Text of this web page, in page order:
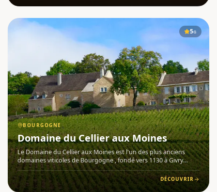
5G
BOURGOGNE
Domaine du Cellier aux Moines
Le Domaine du Cellier aux Moines est l'un des plus anciens
domaines viticoles de Bourgogne , fondé vers 1130 à Givry
(71640) par les moines cisterciens de l'abbaye de la Ferté.
Tombé dans l'oubli après la Révolution française, il a été acqu
DÉCOUVRIR